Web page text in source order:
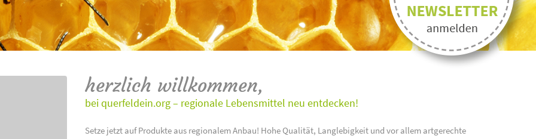
herzlich willkommen,
bei querfeldein.org – regionale Lebensmittel neu entdecken!
Setze jetzt auf Produkte aus regionalem Anbau! Hohe Qualität, Langlebigkeit und vor allem artgerechte